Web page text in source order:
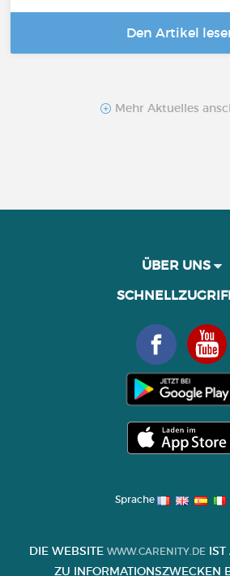
Den Artikel
Mehr Aktuelles
ÜBER UNS
Sprache
DIE WEBSITE WWW.CARENITY.DEIST
U INFORMATIONSZWECKEN